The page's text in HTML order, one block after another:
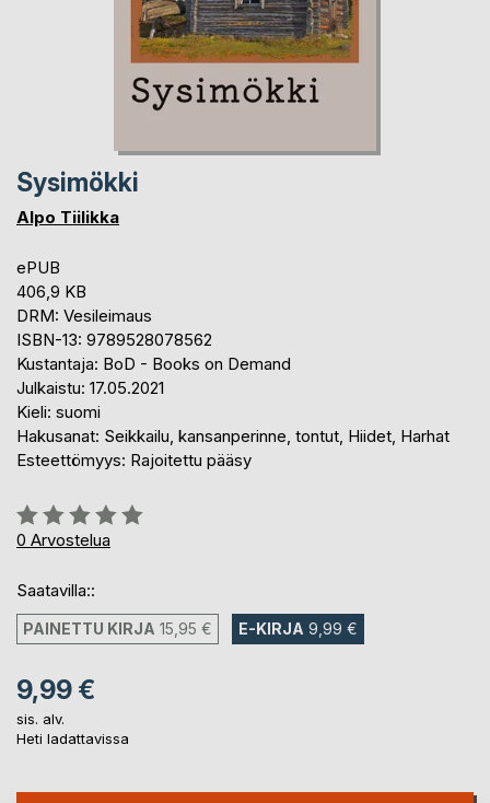
Sysimökki
Alpo Tiilikka
ePUB
406,9 KB
DRM: Vesileimaus
ISBN-13: 9789528078562
Kustantaja: BoD - Books on Demand
Julkaistu: 17.05.2021
Kieli: suomi
Hakusanat: Seikkailu, kansanperinne, tontut, Hiidet, Harhat
Esteettömyys: Rajoitettu pääsy
Arvostelu::
0%
0 Arvostelua
Saatavilla::
PAINETTU KIRJA 15,95 € E-KIRJA 9,99 €
9,99 €
sis. alv.
Heti ladattavissa